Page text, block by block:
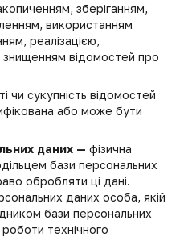
зберіганням,
використанням
реалізацією,
відомостей про
чи сукупність відомостей
або може бути
даних — фізична
бази персональних
обробляти ці дані.
даних особа, якій
бази персональних
технічного